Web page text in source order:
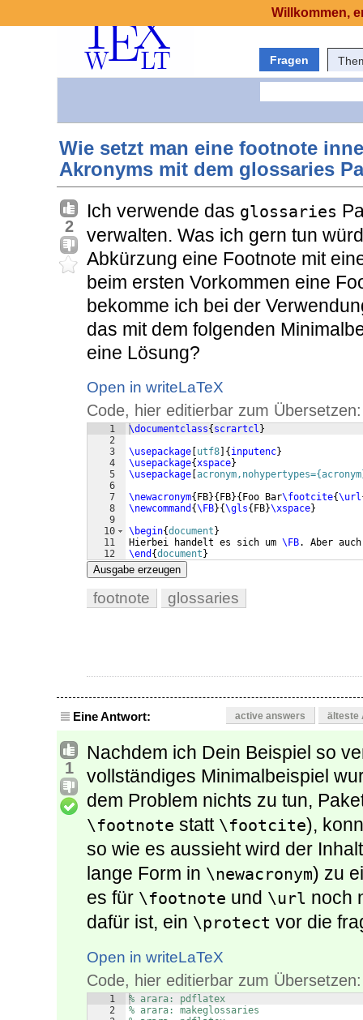
Fragen
Wie setzt man eine footnote
Akronyms mit dem glossaries
2
Ich verwende das glossaries
verwalten. Was ich gern tun
Abkürzung eine Footnote mit
beim ersten Vorkommen eine
bekomme ich bei der
das mit dem folgenden
eine Lösung?
Open in writeLaTeX
Code, hier editierbar zum Übersetzen:
1
2
3
4
5
6
7
8
9
10
11
12
\documentclass{ scrartcl }
\usepackage utf8 { inputenc}
\usepackage{xspace}
\usepackage
\newacronym{ FB}{ FB}{ Foo Bar\footcite{\url
\newcommand {\FB}{\gls{ FB}\xspace}
\begin{document }
Hierbei handelt es sich um \FB. Aber
\end {document }
Ausgabe erzeugen
footnote glossaries
Eine Antwort: active answers älteste
1
Nachdem ich Dein Beispiel so
vollständiges Minimalbeispiel
dem Problem nichts zu tun,
\footnote statt \footcite),
so wie es aussieht wird der
lange Form in \newacronym) zu
es für \footnote und \url noch
dafür ist, ein \protect vor die
Open in writeLaTeX
Code, hier editierbar zum Übersetzen:
1
2
% arara: pdflatex
% arara: makeglossaries
Willkommen,